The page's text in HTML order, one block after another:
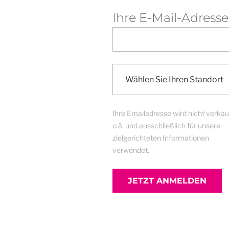
Ihre E-Mail-
Ihre Emailadresse wird nicht
o.ä. und ausschließlich für unsere
zielgerichteten Informationen
verwendet.